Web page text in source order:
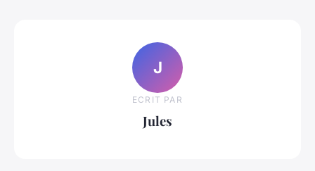
J
ECRIT PAR
Jules